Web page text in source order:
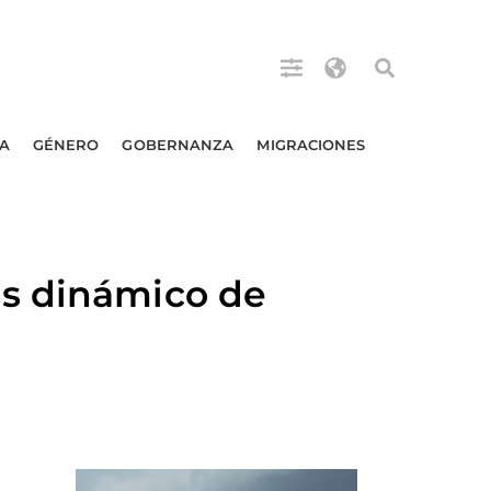
GÉNERO GOBERNANZA MIGRACIONES
dinámico de